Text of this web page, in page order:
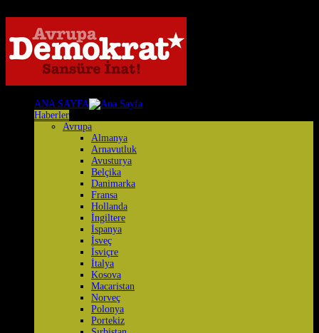
ANA SAYFA
Haberler
Avrupa
Almanya
Arnavutluk
Avusturya
Belçika
Danimarka
Fransa
Hollanda
İngiltere
İspanya
İsveç
İsviçre
İtalya
Kosova
Macaristan
Norveç
Polonya
Portekiz